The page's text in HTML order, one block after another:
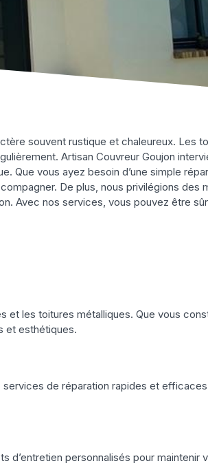
souvent rustique et chaleureux. Les
Artisan Couvreur Goujon
vous ayez besoin d’une simple
De plus, nous privilégions des
Avec nos services, vous pouvez être
et les toitures métalliques. Que vous
et esthétiques.
de réparation rapides et
personnalisés pour maintenir